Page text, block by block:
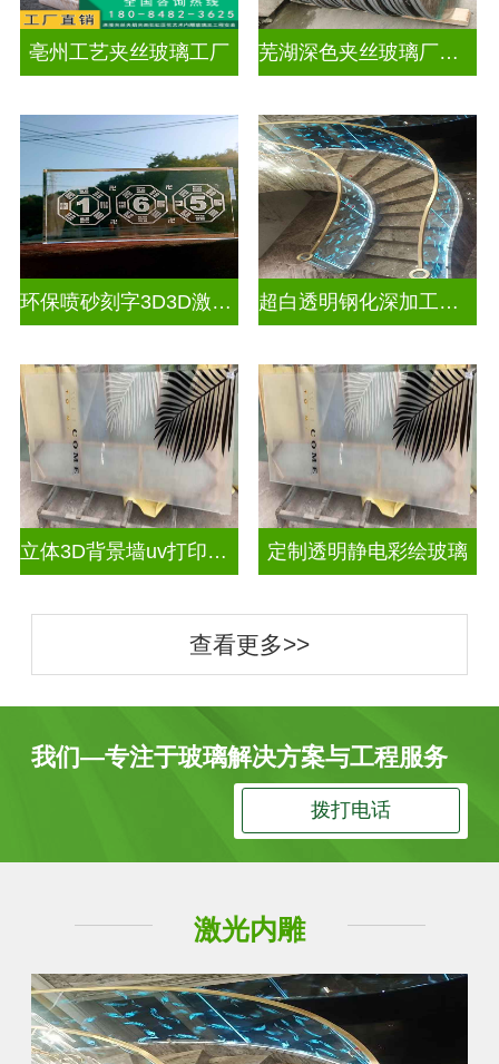
亳州工艺夹丝玻璃工厂 芜湖深色夹丝玻璃厂家电话
环保喷砂刻字3D3D激光内雕玻璃 超白透明钢化深加工激光内雕屏风
立体3D背景墙uv打印玻璃 定制透明静电彩绘玻璃
查看更多>>
我们—专注于玻璃解决方案与工程服务
拨打电话
激光内雕